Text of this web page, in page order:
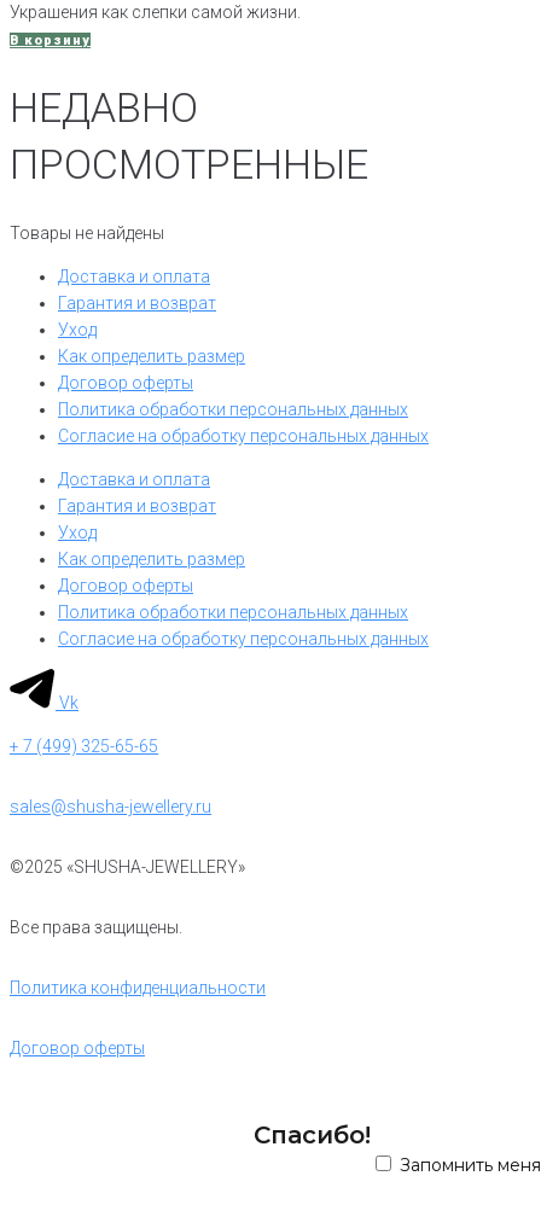
Украшения как слепки самой жизни.
В корзину
НЕДАВНО
ПРОСМОТРЕННЫЕ
Товары не найдены
Доставка и оплата
Гарантия и возврат
Уход
Как определить размер
Договор оферты
Политика обработки персональных данных
Согласие на обработку персональных данных
Доставка и оплата
Гарантия и возврат
Уход
Как определить размер
Договор оферты
Политика обработки персональных данных
Согласие на обработку персональных данных
Vk
+ 7 (499) 325-65-65
sales@shusha-jewellery.ru
©2025 «SHUSHA-JEWELLERY»
Все права защищены.
Политика конфиденциальности
Договор оферты
Спасибо!
Запомнить меня